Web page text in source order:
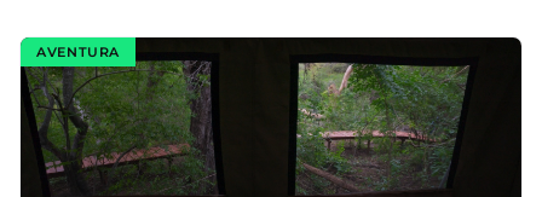
AVENTURA